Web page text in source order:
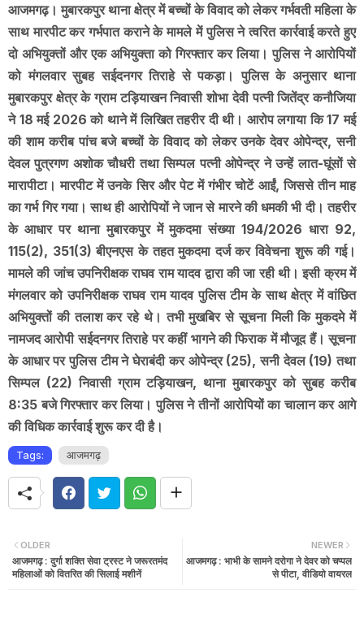
आजमगढ़। मुबारकपुर थाना क्षेत्र में बच्चों के विवाद को लेकर गर्भवती महिला के
साथ मारपीट कर गर्भपात कराने के मामले में पुलिस ने त्वरित कार्रवाई करते हुए
दो अभियुक्तों और एक अभियुक्ता को गिरफ्तार कर लिया। पुलिस ने आरोपियों
को मंगलवार सुबह सईदनगर तिराहे से पकड़ा। पुलिस के अनुसार थाना
मुबारकपुर क्षेत्र के ग्राम टड़ियाखन निवासी शोभा देवी पत्नी जितेंद्र कनौजिया
ने 18 मई 2026 को थाने में लिखित तहरीर दी थी। आरोप लगाया कि 17 मई
की शाम करीब पांच बजे बच्चों के विवाद को लेकर उनके देवर ओपेन्द्र, सनी
देवल पुत्रगण अशोक चौधरी तथा सिम्पल पत्नी ओपेन्द्र ने उन्हें लात-घूंसों से
मारापीटा। मारपीट में उनके सिर और पेट में गंभीर चोटें आईं, जिससे तीन माह
का गर्भ गिर गया। साथ ही आरोपियों ने जान से मारने की धमकी भी दी। तहरीर
के आधार पर थाना मुबारकपुर में मुकदमा संख्या 194/2026 धारा 92,
115(2), 351(3) बीएनएस के तहत मुकदमा दर्ज कर विवेचना शुरू की गई।
मामले की जांच उपनिरीक्षक राघव राम यादव द्वारा की जा रही थी। इसी क्रम में
मंगलवार को उपनिरीक्षक राघव राम यादव पुलिस टीम के साथ क्षेत्र में वांछित
अभियुक्तों की तलाश कर रहे थे। तभी मुखबिर से सूचना मिली कि मुकदमे में
नामजद आरोपी सईदनगर तिराहे पर कहीं भागने की फिराक में मौजूद हैं। सूचना
के आधार पर पुलिस टीम ने घेराबंदी कर ओपेन्द्र (25), सनी देवल (19) तथा
सिम्पल (22) निवासी ग्राम टड़ियाखन, थाना मुबारकपुर को सुबह करीब
8:35 बजे गिरफ्तार कर लिया। पुलिस ने तीनों आरोपियों का चालान कर आगे
की विधिक कार्रवाई शुरू कर दी है।
Tags: आजमगढ़
NEWER
आजमगढ़ : भाभी के सामने दरोगा ने देवर को चप्पल
से पीटा, वीडियो वायरल
OLDER
आजमगढ़ : दुर्गा शक्ति सेवा ट्रस्ट ने जरूरतमंद
महिलाओं को वितरित की सिलाई मशीनें